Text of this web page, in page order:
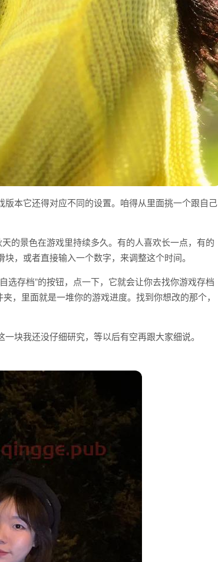
本它还得对应不同的设置。咱得从里面挑一个跟自己
的景色在游戏里持续多久。有的人喜欢长一点，有的
，或者直接输入一个数字，来调整这个时间。
选存档”的按钮，点一下，它就会让你去找你游戏存档
，里面就是一堆你的游戏进度。找到你想改的那个，
块我还没仔细研究，等以后有空再跟大家细说。